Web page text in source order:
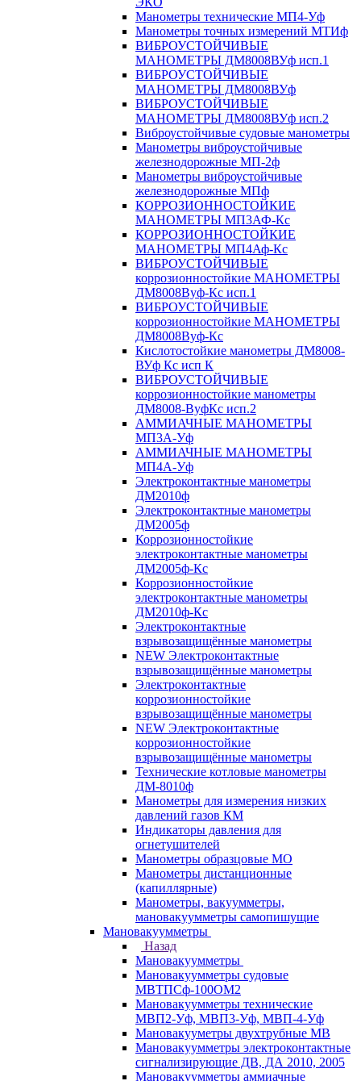
Манометры технические МП4-Уф
Манометры точных измерений МТИф
ВИБРОУСТОЙЧИВЫЕ
МАНОМЕТРЫ ДМ8008ВУф исп.1
ВИБРОУСТОЙЧИВЫЕ
МАНОМЕТРЫ ДМ8008ВУф
ВИБРОУСТОЙЧИВЫЕ
МАНОМЕТРЫ ДМ8008ВУф исп.2
Виброустойчивые судовые манометры
Манометры виброустойчивые
железнодорожные МП-2ф
Манометры виброустойчивые
железнодорожные МПф
КОРРОЗИОННОСТОЙКИЕ
МАНОМЕТРЫ МП3АФ-Кс
КОРРОЗИОННОСТОЙКИЕ
МАНОМЕТРЫ МП4Аф-Кс
ВИБРОУСТОЙЧИВЫЕ
коррозионностойкие МАНОМЕТРЫ
ДМ8008Вуф-Кс исп.1
ВИБРОУСТОЙЧИВЫЕ
коррозионностойкие МАНОМЕТРЫ
ДМ8008Вуф-Кс
Кислотостойкие манометры ДМ8008-
ВУф Кс исп К
ВИБРОУСТОЙЧИВЫЕ
коррозионностойкие манометры
ДМ8008-ВуфКс исп.2
АММИАЧНЫЕ МАНОМЕТРЫ
МП3А-Уф
АММИАЧНЫЕ МАНОМЕТРЫ
МП4А-Уф
Электроконтактные манометры
ДМ2010ф
Электроконтактные манометры
ДМ2005ф
Коррозионностойкие
электроконтактные манометры
ДМ2005ф-Кс
Коррозионностойкие
электроконтактные манометры
ДМ2010ф-Кс
Электроконтактные
взрывозащищённые манометры
NEW Электроконтактные
взрывозащищённые манометры
Электроконтактные
коррозионностойкие
взрывозащищённые манометры
NEW Электроконтактные
коррозионностойкие
взрывозащищённые манометры
Технические котловые манометры
ДМ-8010ф
Манометры для измерения низких
давлений газов КМ
Индикаторы давления для
огнетушителей
Манометры образцовые МО
Манометры дистанционные
(капиллярные)
Манометры, вакуумметры,
мановакуумметры самопишущие
Мановакуумметры
Назад
Мановакуумметры
Мановакуумметры судовые
МВТПСф-100ОМ2
Мановакуумметры технические
МВП2-Уф, МВП3-Уф, МВП-4-Уф
Мановакууметры двухтрубные МВ
Мановакуумметры электроконтактные
сигнализирующие ДВ, ДА 2010, 2005
Мановакуумметры аммиачные